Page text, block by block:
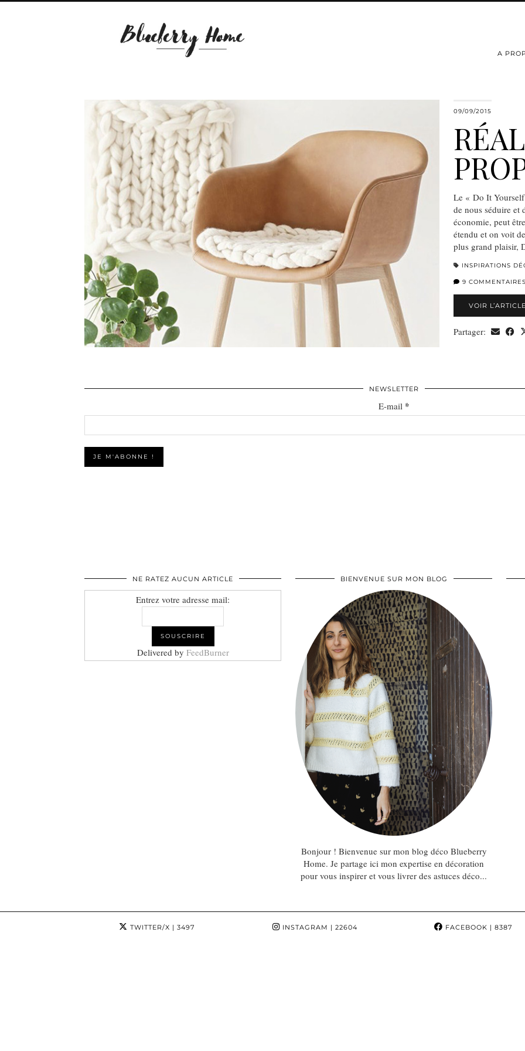
A
09/09/2015
Le « Do It
de nous séduire et
économie, peut
étendu et on voit
plus grand plaisir,
INSPIRATIONS
9 COMMENTAIRES
VOIR L’ARTICLE
Partager:
NEWSLETTER
E-mail *
NE RATEZ AUCUN ARTICLE
Entrez votre adresse mail:
Delivered by FeedBurner
BIENVENUE SUR MON BLOG
Bonjour ! Bienvenue sur mon blog déco Blueberry
Home. Je partage ici mon expertise en décoration
pour vous inspirer et vous livrer des astuces déco...
TWITTER/X | 3497 INSTAGRAM | 22604 FACEBOOK | 8387